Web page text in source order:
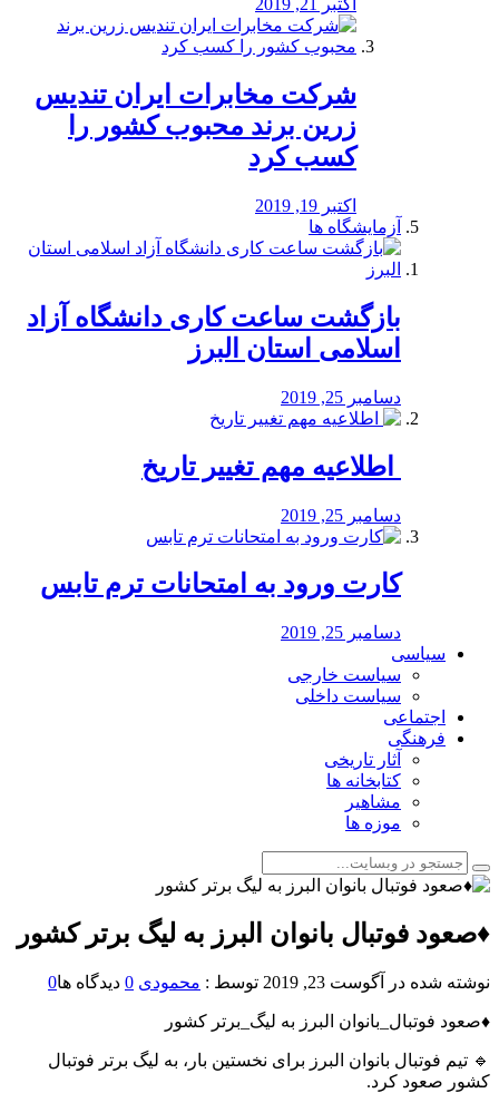
اکتبر 21, 2019
شرکت مخابرات ایران تندیس
زرین برند محبوب کشور را
کسب کرد
اکتبر 19, 2019
آزمایشگاه ها
بازگشت ساعت کاری دانشگاه آزاد
اسلامی استان البرز
دسامبر 25, 2019
️ اطلاعیه مهم تغییر تاریخ
دسامبر 25, 2019
کارت ورود به امتحانات ترم تابس
دسامبر 25, 2019
سیاسی
سیاست خارجی
سیاست داخلی
اجتماعی
فرهنگی
آثار تاریخی
کتابخانه ها
مشاهیر
موزه ها
♦️صعود فوتبال بانوان البرز به لیگ برتر کشور
نوشته شده در آگوست 23, 2019 توسط : محمودی 0 دیدگاه ها0
♦️صعود فوتبال_بانوان البرز به لیگ_برتر کشور
🔹 تیم فوتبال بانوان البرز برای نخستین بار، به لیگ برتر فوتبال
کشور صعود کرد.